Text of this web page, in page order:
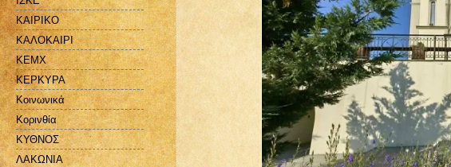
ΚΑΙΡΙΚΟ
ΚΑΛΟΚΑΙΡΙ
ΚΕΜΧ
ΚΕΡΚΥΡΑ
Κοινωνικά
Κορινθία
ΚΥΘΝΟΣ
ΛΑΚΩΝΙΑ